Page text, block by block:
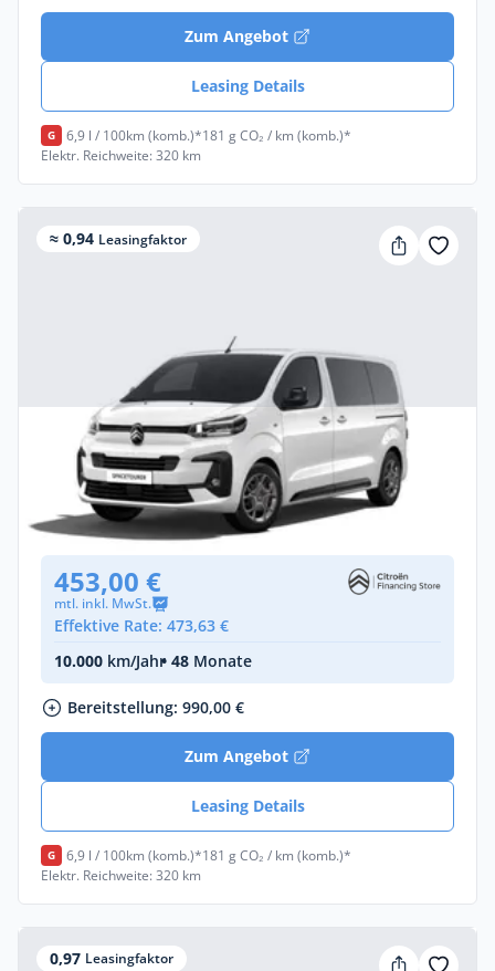
Zum Angebot
Leasing Details
G 6,9 l / 100km (komb.)*181 g CO₂ / km (komb.)*
Elektr. Reichweite: 320 km
≈ 0,94 Leasingfaktor
Gewerbe & Privat
Citroën Spacetourer PLUS (Länge M)
Diesel •Automatik •
Neuwagen(konfigurierbar)
453,00 €
mtl. inkl. MwSt.
Effektive Rate: 473,63 €
10.000 km/Jahr• 48 Monate
Bereitstellung: 990,00 €
Zum Angebot
Leasing Details
G 6,9 l / 100km (komb.)*181 g CO₂ / km (komb.)*
Elektr. Reichweite: 320 km
0,97 Leasingfaktor